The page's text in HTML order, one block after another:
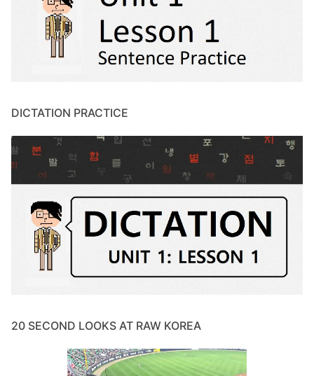
DICTATION PRACTICE
20 SECOND LOOKS AT RAW KOREA